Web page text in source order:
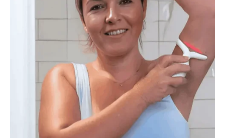
tokom hladnijih meseci kada je neophodno održati imunitet na
optimalnom nivou. Domaći sok od dunje služi kao odličan
način da iskoristite njene blagodeti i pripremite svoje telo za